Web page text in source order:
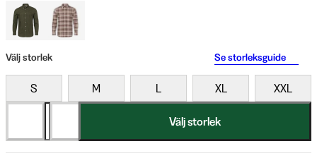
Välj storlek Se storleksguide
S M L XL XXL
Välj storlek